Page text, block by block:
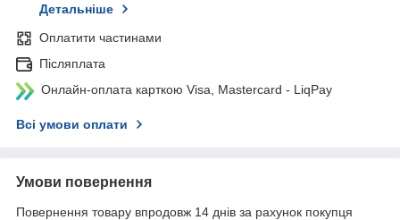
Детальніше
Оплатити частинами
Післяплата
Онлайн-оплата карткою Visa, Mastercard - LiqPay
Всі умови оплати
Умови повернення
Повернення товару впродовж 14 днів за рахунок покупця